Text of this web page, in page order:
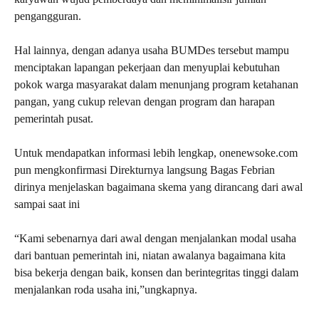
pengangguran.
Hal lainnya, dengan adanya usaha BUMDes tersebut mampu
menciptakan lapangan pekerjaan dan menyuplai kebutuhan
pokok warga masyarakat dalam menunjang program ketahanan
pangan, yang cukup relevan dengan program dan harapan
pemerintah pusat.
Untuk mendapatkan informasi lebih lengkap, onenewsoke.com
pun mengkonfirmasi Direkturnya langsung Bagas Febrian
dirinya menjelaskan bagaimana skema yang dirancang dari awal
sampai saat ini
“Kami sebenarnya dari awal dengan menjalankan modal usaha
dari bantuan pemerintah ini, niatan awalanya bagaimana kita
bisa bekerja dengan baik, konsen dan berintegritas tinggi dalam
menjalankan roda usaha ini,”ungkapnya.